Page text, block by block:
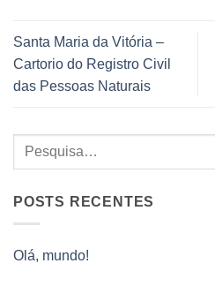
Santa Maria da Vitória –
Cartorio do Registro Civil
das Pessoas Naturais
POSTS RECENTES
Olá, mundo!